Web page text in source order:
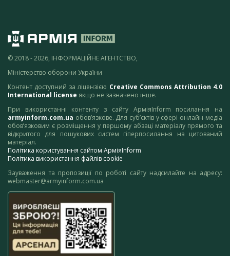
© 2018 - 2026, ІНФОРМАЦІЙНЕ АГЕНТСТВО,
Міністерство оборони України
Контент доступний за ліцензією Creative Commons Attribution 4.0
International license якщо не зазначено інше.
При використанні контенту з сайту АрміяInform посилання на
armyinform.com.ua обов’язкове. Для суб’єктів у сфері онлайн-медіа
обов’язковим є розміщення у першому абзаці матеріалу прямого та
відкритого для пошукових систем гіперпосилання на цитований
матеріал.
Політика користування сайтом АрміяInform
Політика використання файлів cookie
Зауваження та пропозиції по роботі сайту надсилайте на адресу:
webmaster@armyinform.com.ua